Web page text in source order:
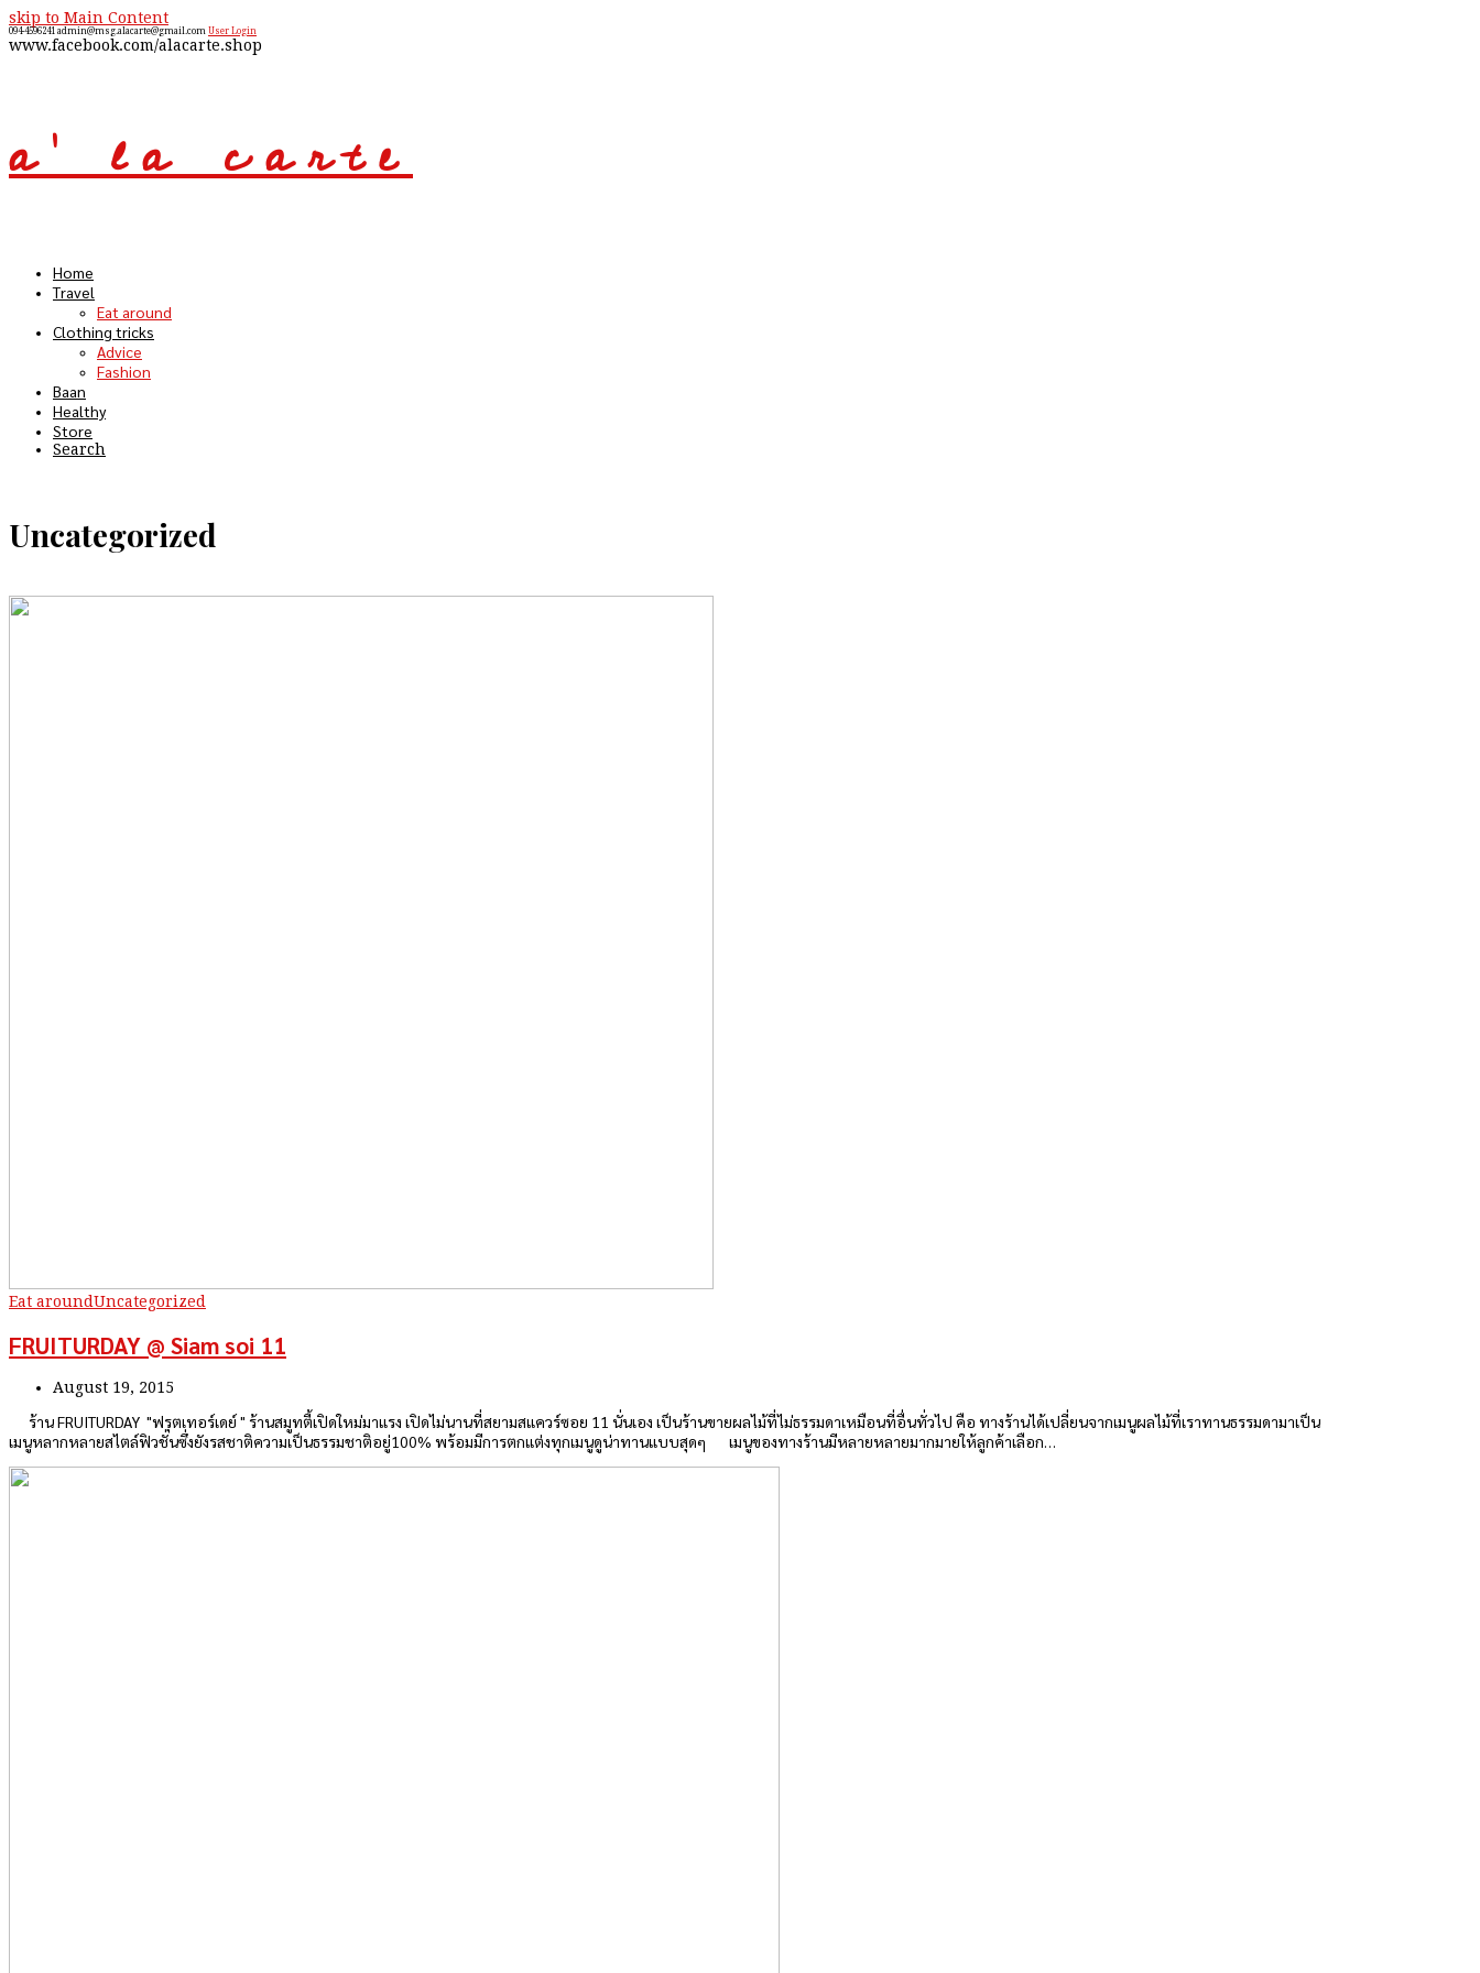
skip to Main Content
094-4596241 admin@msg.alacarte@gmail.com User Login
www.facebook.com/alacarte.shop
a' la carte
Home
Travel
Eat around
Clothing tricks
Advice
Fashion
Baan
Healthy
Store
Search
Uncategorized
Eat aroundUncategorized
FRUITURDAY @ Siam soi 11
August 19, 2015
ร้าน FRUITURDAY "ฟรุตเทอร์เดย์ " ร้านสมูทตี้เปิดใหม่มาแรง เปิดไม่นานที่สยามสแควร์ซอย 11 นั่นเอง เป็นร้านขายผลไม้ที่ไม่ธรรมดาเหมือนที่อื่นทั่วไป คือ ทางร้านได้เปลี่ยนจากเมนูผลไม้ที่เราทานธรรมดามาเป็น
เมนูหลากหลายสไตล์ฟิวชั่นซึ่งยังรสชาติความเป็นธรรมชาติอยู่100% พร้อมมีการตกแต่งทุกเมนูดูน่าทานแบบสุดๆ เมนูของทางร้านมีหลายหลายมากมายให้ลูกค้าเลือก…